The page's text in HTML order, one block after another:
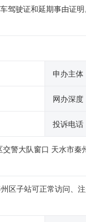
驾驶证和延期事由证明
申办主体
网办深度
投诉电话
警大队窗口 天水市秦
区子站可正常访问、